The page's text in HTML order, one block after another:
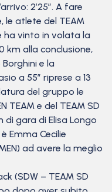
2’25”. A fare
le atlete del TEAM
ha vinto in volata la
km alla conclusione,
e la
a 55” riprese a 13
del gruppo le
TEAM e del TEAM SD
di gara di Elisa Longo
è Emma Cecilie
ad avere la meglio
(SDW – TEAM SD